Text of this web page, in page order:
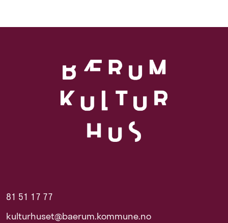
81 51 17 77
kulturhuset@baerum.kommune.no